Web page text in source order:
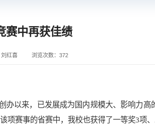
赛中再获佳绩
红喜 浏览次数： 372
办以来，已发展成为国内规模大、影响力高
项赛事的省赛中，我校也获得了一等奖3项